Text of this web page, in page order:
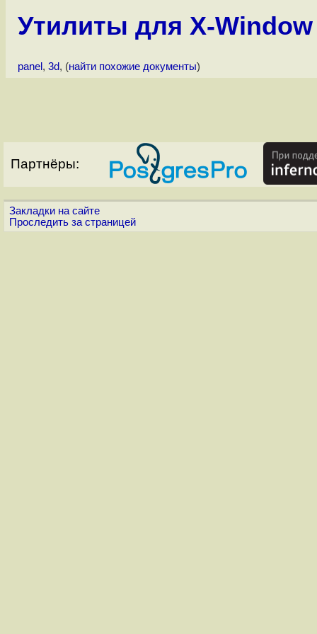
Утилиты для X-Window
panel , 3d, (найти похожие документы)
Партнёры:
Закладки на сайте
Проследить за страницей